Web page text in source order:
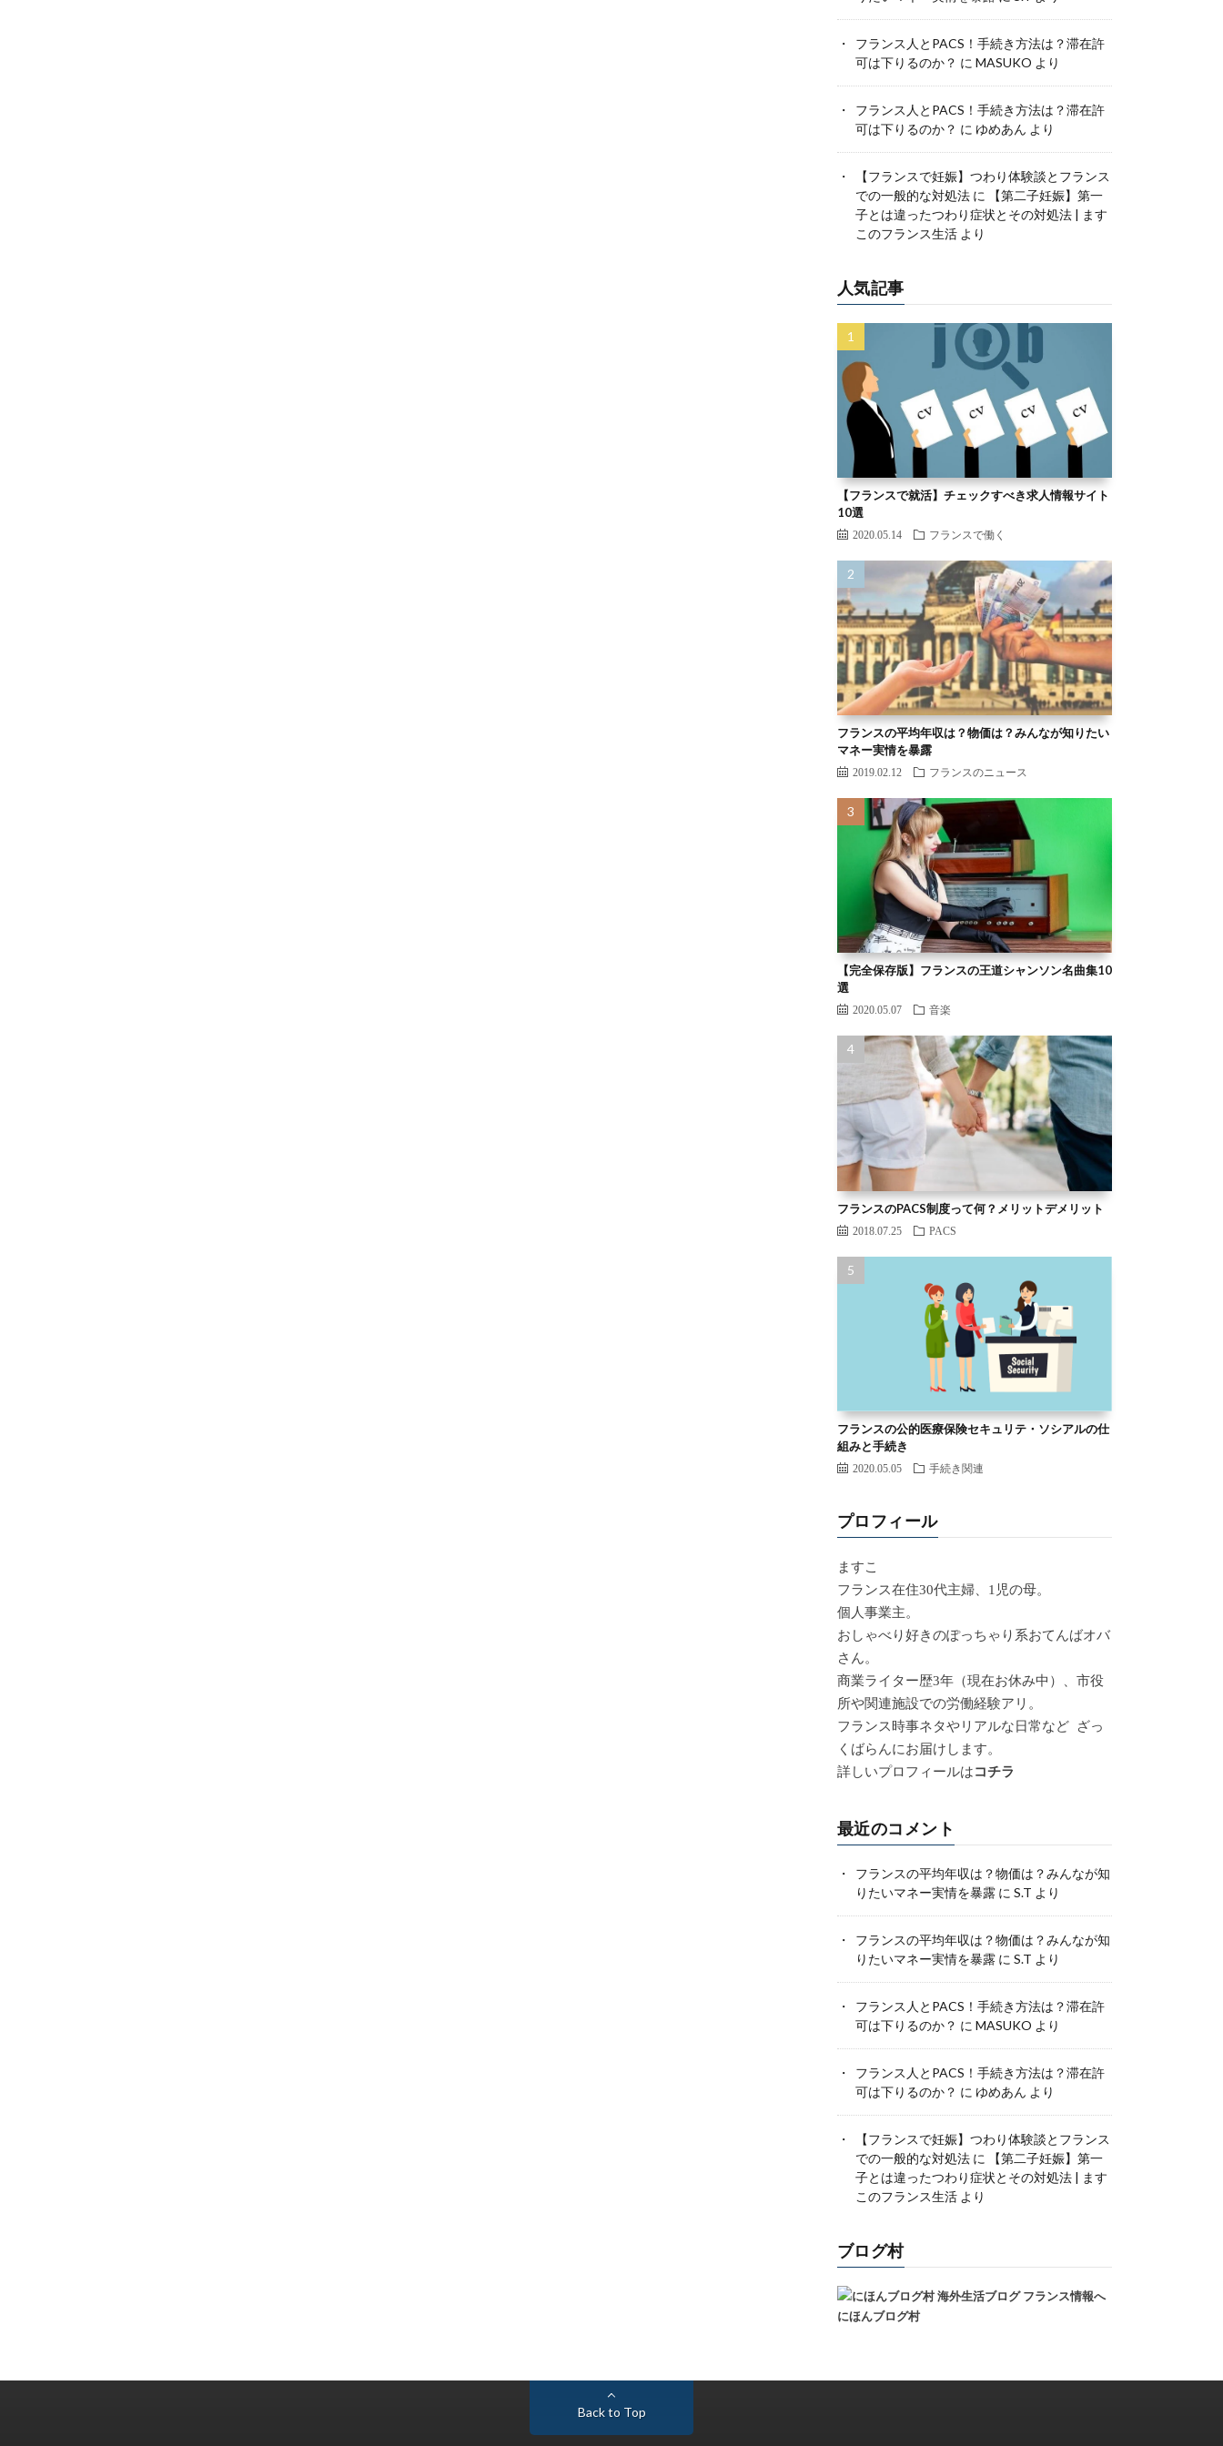
フランス人とPACS！手続き方法は？滞在許
可は下りるのか？ に MASUKO より
フランス人とPACS！手続き方法は？滞在許
可は下りるのか？ に ゆめあん より
【フランスで妊娠】つわり体験談とフランス
での一般的な対処法に
【第二子妊娠】第一
子とは違ったつわり症状とその対処法 | ます
このフランス生活より
人気記事
【フランスで就活】チェックすべき求人情報サイト
10選
2020.05.14 フランスで働く
フランスの平均年収は？物価は？みんなが知りたい
マネー実情を暴露
2019.02.12 フランスのニュース
【完全保存版】フランスの王道シャンソン名曲集10
選
2020.05.07 音楽
フランスのPACS制度って何？メリットデメリット
2018.07.25 PACS
フランスの公的医療保険セキュリテ・ソシアルの仕
組みと手続き
2020.05.05 手続き関連
プロフィール
ますこ
フランス在住30代主婦、1児の母。
個人事業主。
おしゃべり好きのぽっちゃり系おてんばオバ
さん。
商業ライター歴3年（現在お休み中）、市役
所や関連施設での労働経験アリ。
フランス時事ネタやリアルな日常など ざっ
くばらんにお届けします。
詳しいプロフィールはコチラ
最近のコメント
フランスの平均年収は？物価は？みんなが知
りたいマネー実情を暴露に S.T より
フランスの平均年収は？物価は？みんなが知
りたいマネー実情を暴露に S.T より
フランス人とPACS！手続き方法は？滞在許
可は下りるのか？ に MASUKO より
フランス人とPACS！手続き方法は？滞在許
可は下りるのか？ に ゆめあん より
【フランスで妊娠】つわり体験談とフランス
での一般的な対処法に
【第二子妊娠】第一
子とは違ったつわり症状とその対処法 | ます
このフランス生活より
ブログ村
にほんブログ村
Back to Top